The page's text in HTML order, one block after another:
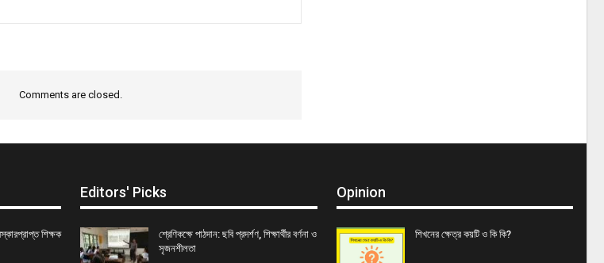
Comments are closed.
শিক্ষক
Editors' Picks
শ্রেণিকক্ষে পাঠদান: ছবি প্রদর্শণ, শিক্ষার্থীর বর্ণনা ও
সৃজনশীলতা
Opinion
শিখনের ক্ষেত্র কয়টি ও কি কি?